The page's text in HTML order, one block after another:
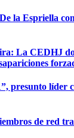
la Espriella
La CEDHJ
presunto líder
de red